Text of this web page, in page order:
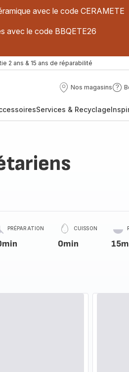
avec le code CERAMETE
avec le code BBQETE26
2 ans & 15 ans de réparabilité
Nos magasins
Nos
?
Services & Recyclage
PRÉPARATION CUISSON
0min